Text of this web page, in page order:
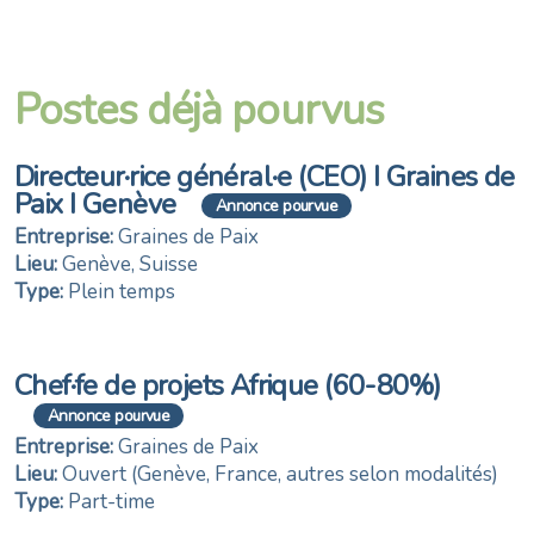
Postes déjà pourvus
Directeur·rice général·e (CEO) I Graines de
Paix I Genève Annonce pourvue
Entreprise:Graines de Paix
Lieu:Genève, Suisse
Type: Plein temps
Chef·fe de projets Afrique (60-80%)
Annonce pourvue
Entreprise:Graines de Paix
Lieu:Ouvert (Genève, France, autres selon modalités)
Type: Part-time